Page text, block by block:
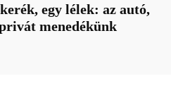
egy lélek: az autó,
menedékünk